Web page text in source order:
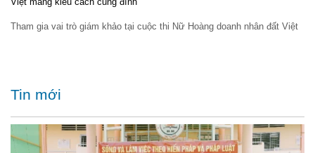
Tham gia vai trò giám khảo tại cuộc thi Nữ Hoàng doanh nhân đất Việt
Tin mới